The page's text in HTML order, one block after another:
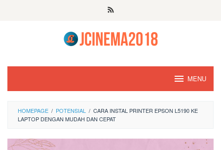
MENU
HOMEPAGE / POTENSIAL / CARA INSTAL PRINTER EPSON L5190 KE
LAPTOP DENGAN MUDAH DAN CEPAT